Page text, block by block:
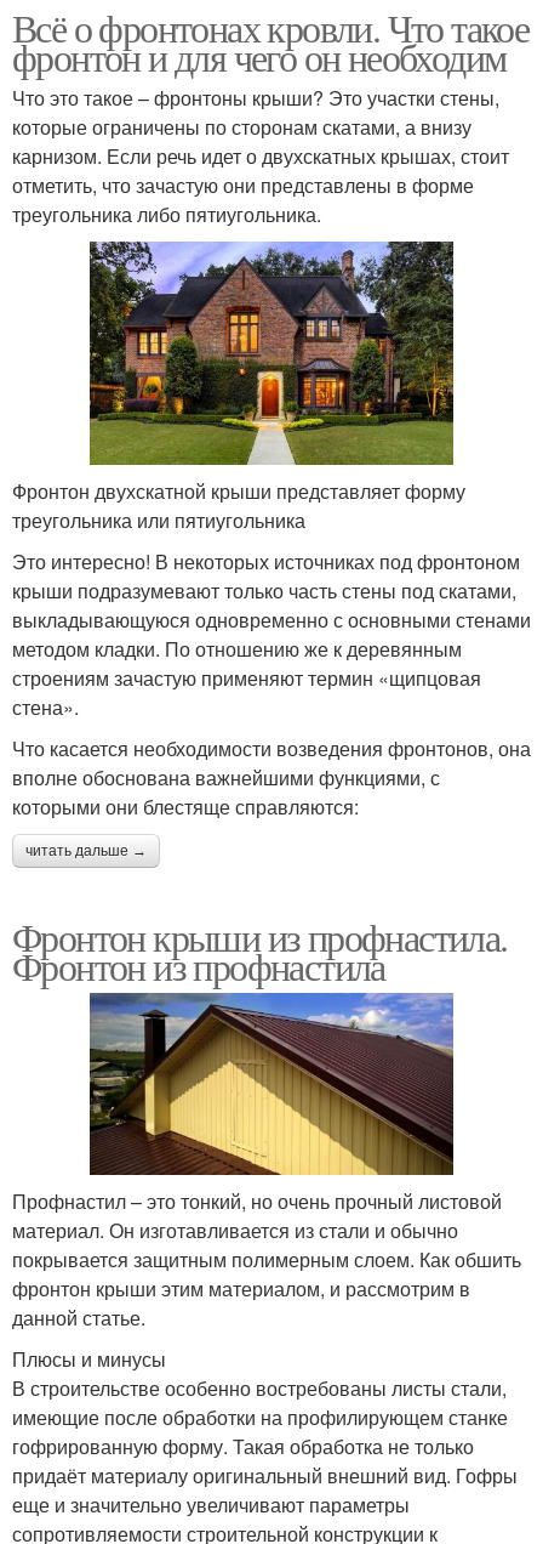
Всё о фронтонах кровли. Что такое
фронтон и для чего он необходим
Что это такое – фронтоны крыши? Это участки стены,
которые ограничены по сторонам скатами, а внизу
карнизом. Если речь идет о двухскатных крышах, стоит
отметить, что зачастую они представлены в форме
треугольника либо пятиугольника.
Фронтон двухскатной крыши представляет форму
треугольника или пятиугольника
Это интересно! В некоторых источниках под фронтоном
крыши подразумевают только часть стены под скатами,
выкладывающуюся одновременно с основными стенами
методом кладки. По отношению же к деревянным
строениям зачастую применяют термин «щипцовая
стена».
Что касается необходимости возведения фронтонов, она
вполне обоснована важнейшими функциями, с
которыми они блестяще справляются:
читать дальше →
Фронтон крыши из профнастила.
Фронтон из профнастила
Профнастил – это тонкий, но очень прочный листовой
материал. Он изготавливается из стали и обычно
покрывается защитным полимерным слоем. Как обшить
фронтон крыши этим материалом, и рассмотрим в
данной статье.
Плюсы и минусы
В строительстве особенно востребованы листы стали,
имеющие после обработки на профилирующем станке
гофрированную форму. Такая обработка не только
придаёт материалу оригинальный внешний вид. Гофры
еще и значительно увеличивают параметры
сопротивляемости строительной конструкции к